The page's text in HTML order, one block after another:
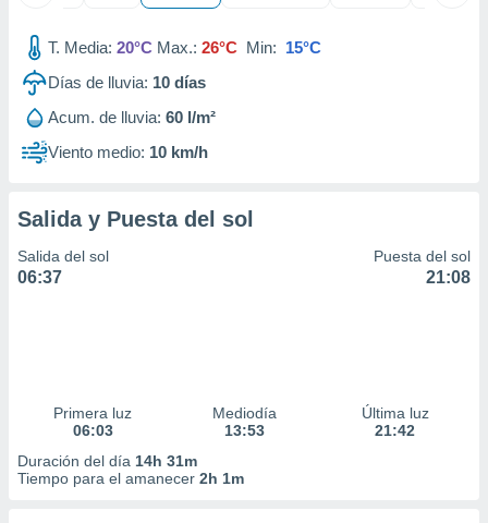
T. Media: 20°C Max.: 26°C Min: 15°C
Días de lluvia: 10 días
Acum. de lluvia: 60 l/m²
Viento medio: 10 km/h
Salida y Puesta del sol
Salida del sol
06:37
Puesta del sol
21:08
Primera luz
06:03
Mediodía
13:53
Última luz
21:42
Duración del día 14h 31m
Tiempo para el amanecer 2h 1m